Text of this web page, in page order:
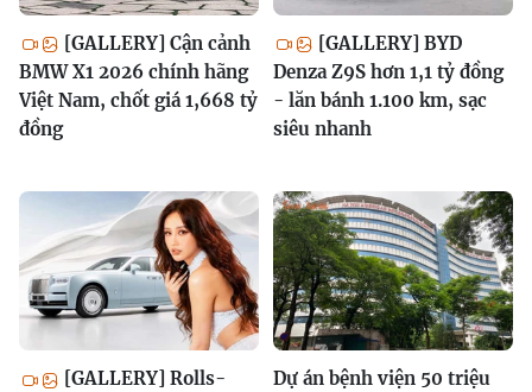
[GALLERY] Cận cảnh
BMW X1 2026 chính hãng
Việt Nam, chốt giá 1,668 tỷ
đồng
[GALLERY] BYD
Denza Z9S hơn 1,1 tỷ đồng
- lăn bánh 1.100 km, sạc
siêu nhanh
[GALLERY] Rolls-
Dự án bệnh viện 50 triệu